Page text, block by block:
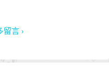
留言 ›